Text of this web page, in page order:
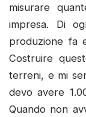
misurare
impresa. Di
produzione fa
Costruire
terreni, e mi
devo avere
Quando non